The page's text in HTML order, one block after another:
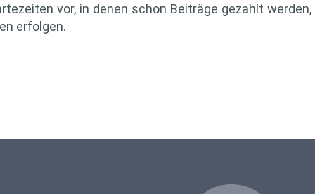
vor, in denen schon Beiträge gezahlt
erfolgen.